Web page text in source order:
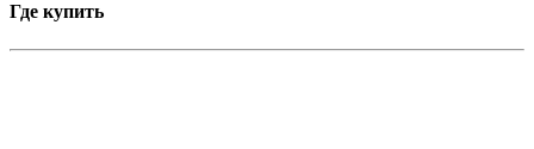
Где купить